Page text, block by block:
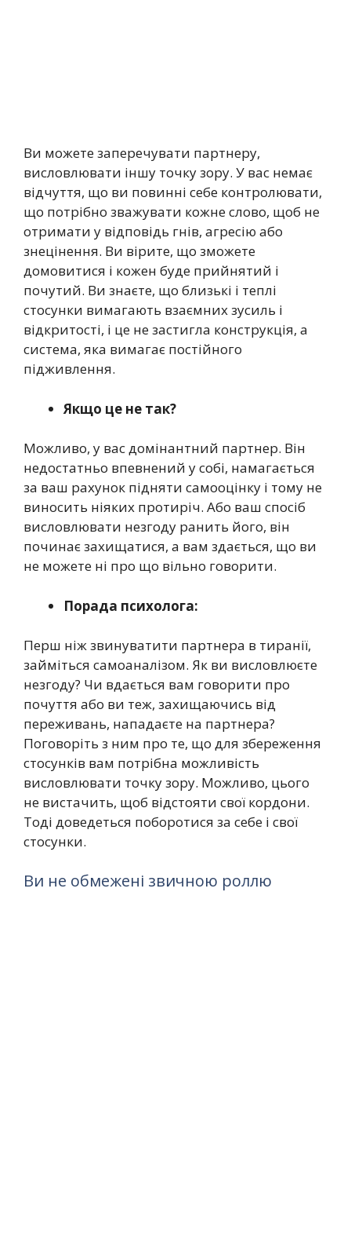
Ви можете заперечувати партнеру,
висловлювати іншу точку зору. У вас немає
відчуття, що ви повинні себе контролювати,
що потрібно зважувати кожне слово, щоб не
отримати у відповідь гнів, агресію або
знецінення. Ви вірите, що зможете
домовитися і кожен буде прийнятий і
почутий. Ви знаєте, що близькі і теплі
стосунки вимагають взаємних зусиль і
відкритості, і це не застигла конструкція, а
система, яка вимагає постійного
підживлення.
Якщо це не так?
Можливо, у вас домінантний партнер. Він
недостатньо впевнений у собі, намагається
за ваш рахунок підняти самооцінку і тому не
виносить ніяких протиріч. Або ваш спосіб
висловлювати незгоду ранить його, він
починає захищатися, а вам здається, що ви
не можете ні про що вільно говорити.
Порада психолога:
Перш ніж звинуватити партнера в тиранії,
займіться самоаналізом. Як ви висловлюєте
незгоду? Чи вдається вам говорити про
почуття або ви теж, захищаючись від
переживань, нападаєте на партнера?
Поговоріть з ним про те, що для збереження
стосунків вам потрібна можливість
висловлювати точку зору. Можливо, цього
не вистачить, щоб відстояти свої кордони.
Тоді доведеться поборотися за себе і свої
стосунки.
Ви не обмежені звичною роллю